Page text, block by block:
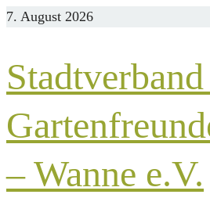
Zurück
7. August 2026
– Wanne e.V.